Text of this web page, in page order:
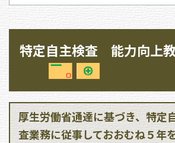
特定自主検査 能力向上
厚生労働省通達に基づき、特定
査業務に従事しておおむね５年